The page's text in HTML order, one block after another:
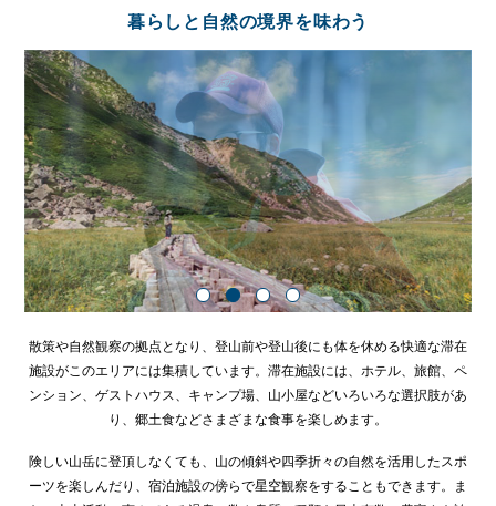
暮らしと自然の境界を味わう
散策や自然観察の拠点となり、登山前や登山後にも体を休める快適な滞在
施設がこのエリアには集積しています。滞在施設には、ホテル、旅館、ペ
ンション、ゲストハウス、キャンプ場、山小屋などいろいろな選択肢があ
り、郷土食などさまざまな食事を楽しめます。
険しい山岳に登頂しなくても、山の傾斜や四季折々の自然を活用したスポ
ーツを楽しんだり、宿泊施設の傍らで星空観察をすることもできます。ま